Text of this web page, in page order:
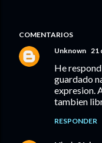
COMENTARIOS
Unknown 21
He
guardado
expresion.
tambien
RESPONDER